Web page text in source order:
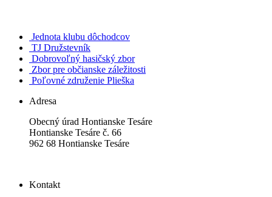
Jednota klubu dôchodcov
TJ Družstevník
Dobrovoľný hasičský zbor
Zbor pre občianske záležitosti
Poľovné združenie Plieška
Adresa
Obecný úrad Hontianske Tesáre
Hontianske Tesáre č. 66
962 68 Hontianske Tesáre
Kontakt